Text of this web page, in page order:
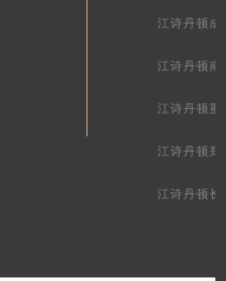
江诗丹顿成
江诗丹顿南
江诗丹顿重
江诗丹顿郑
江诗丹顿长